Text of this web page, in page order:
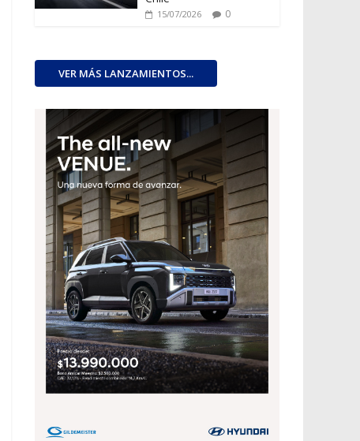
15/07/2026 0
VER MÁS LANZAMIENTOS...